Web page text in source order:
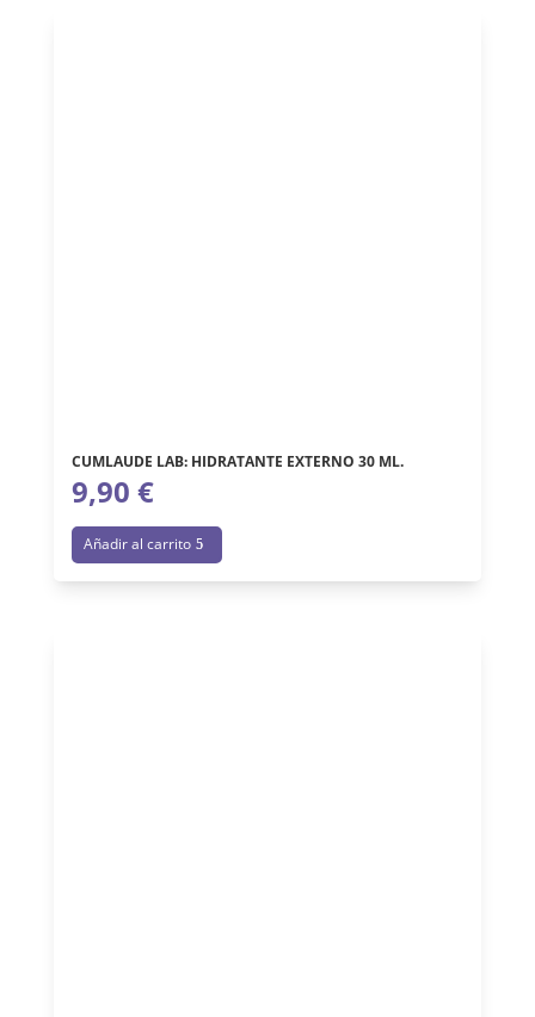
CUMLAUDE LAB: HIDRATANTE EXTERNO 30 ML.
9,90 €
Añadir al carrito